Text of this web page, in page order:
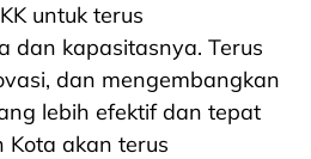
untuk terus
dan kapasitasnya. Terus
dan mengembangkan
lebih efektif dan tepat
Kota akan terus